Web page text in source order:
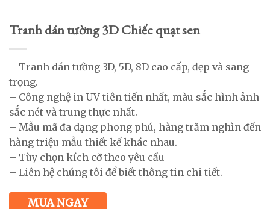
Tranh dán tường 3D Chiếc quạt sen
– Tranh dán tường 3D, 5D, 8D cao cấp, đẹp và sang
trọng.
– Công nghệ in UV tiên tiến nhất, màu sắc hình ảnh
sắc nét và trung thực nhất.
– Mẫu mã đa dạng phong phú, hàng trăm nghìn đến
hàng triệu mẫu thiết kế khác nhau.
– Tùy chọn kích cỡ theo yêu cầu
– Liên hệ chúng tôi để biết thông tin chi tiết.
MUA NGAY